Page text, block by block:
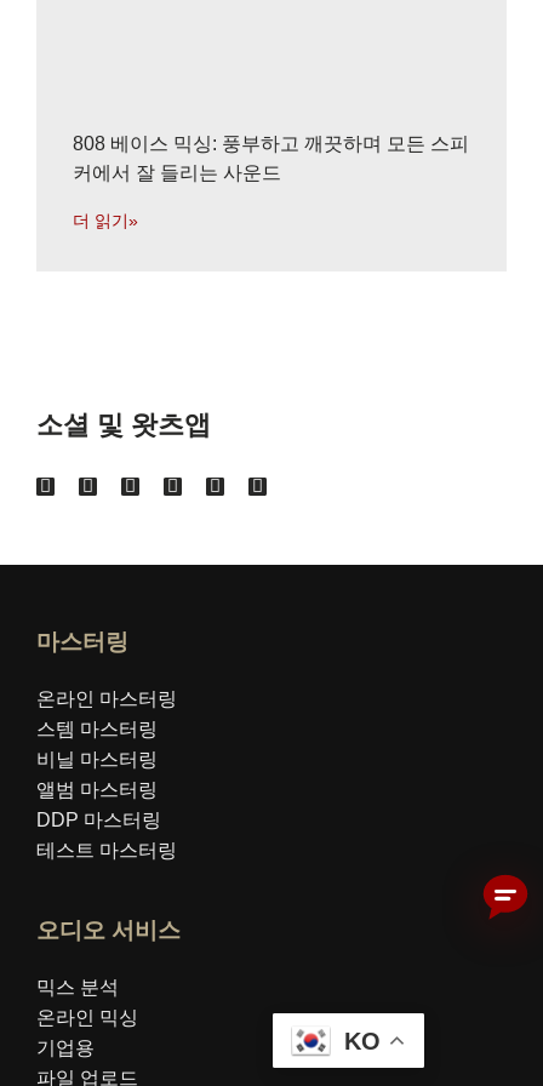
808 베이스 믹싱: 풍부하고 깨끗하며 모든 스피
커에서 잘 들리는 사운드
더 읽기»
소셜 및 왓츠앱
마스터링
온라인 마스터링
스템 마스터링
비닐 마스터링
앨범 마스터링
DDP 마스터링
테스트 마스터링
오디오 서비스
믹스 분석
온라인 믹싱
기업용
파일 업로드
KO